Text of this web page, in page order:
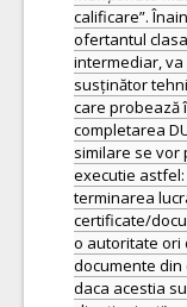
calificare”.
ofertantul
intermediar,
susținător
care probează
completarea
similare se vor
executie
terminarea
certificate/
o autoritate ori
documente
daca acestia